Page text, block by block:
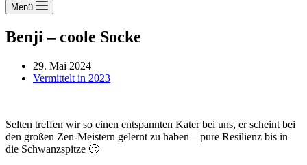
Menü
Benji – coole Socke
29. Mai 2024
Vermittelt in 2023
Selten treffen wir so einen entspannten Kater bei uns, er scheint bei
den großen Zen-Meistern gelernt zu haben – pure Resilienz bis in
die Schwanzspitze 🙂